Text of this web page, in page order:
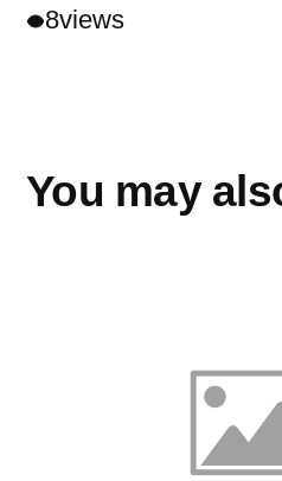
8views
You may